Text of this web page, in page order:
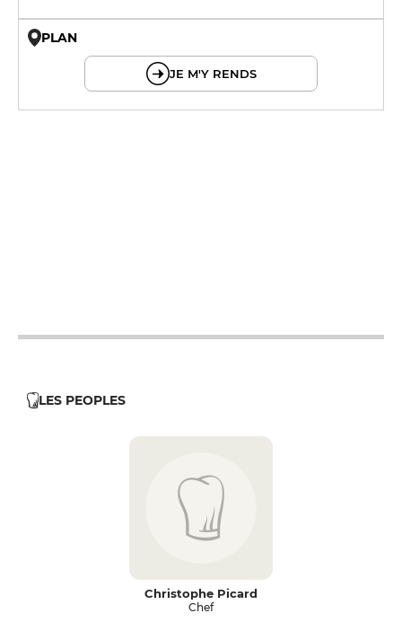
PLAN
JE M'Y RENDS
LES PEOPLES
Christophe Picard
Chef